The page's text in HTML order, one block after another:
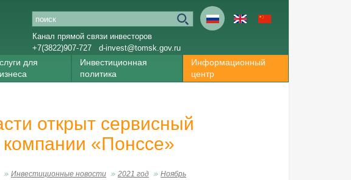
Канал прямой связи инвесторов
+7(3822)907-727
d-invest@tomsk.gov.ru
для
Инвестиционная
политика
Информационный
центр
открыт сервисный
«Понссе»
Инвестиционные новости 2021 год Ноябрь